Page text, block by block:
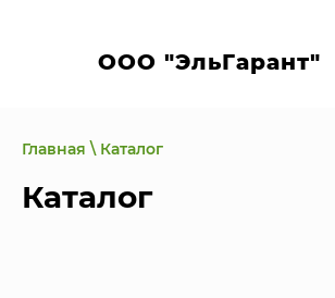
ООО "ЭльГарант"
Главная \ Каталог
Каталог